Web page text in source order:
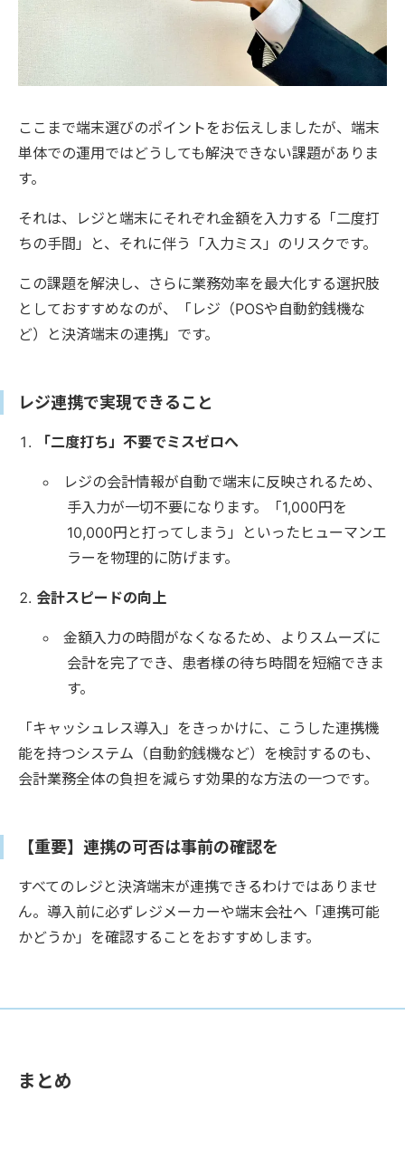
ここまで端末選びのポイントをお伝えしましたが、端末
単体での運用ではどうしても解決できない課題がありま
す。
それは、レジと端末にそれぞれ金額を入力する「二度打
ちの手間」と、それに伴う「入力ミス」のリスクです。
この課題を解決し、さらに業務効率を最大化する選択肢
としておすすめなのが、「レジ（POSや自動釣銭機な
ど）と決済端末の連携」です。
レジ連携で実現できること
「二度打ち」不要でミスゼロへ
レジの会計情報が自動で端末に反映されるため、
手入力が一切不要になります。「1,000円を
10,000円と打ってしまう」といったヒューマンエ
ラーを物理的に防げます。
会計スピードの向上
金額入力の時間がなくなるため、よりスムーズに
会計を完了でき、患者様の待ち時間を短縮できま
す。
「キャッシュレス導入」をきっかけに、こうした連携機
能を持つシステム（自動釣銭機など）を検討するのも、
会計業務全体の負担を減らす効果的な方法の一つです。
【重要】連携の可否は事前の確認を
すべてのレジと決済端末が連携できるわけではありませ
ん。導入前に必ずレジメーカーや端末会社へ「連携可能
かどうか」を確認することをおすすめします。
まとめ